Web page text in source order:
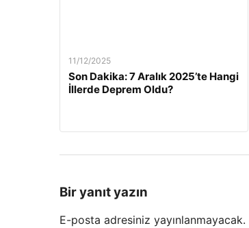
11/12/2025
Son Dakika: 7 Aralık 2025’te Hangi
İllerde Deprem Oldu?
Bir yanıt yazın
E-posta adresiniz yayınlanmayacak.